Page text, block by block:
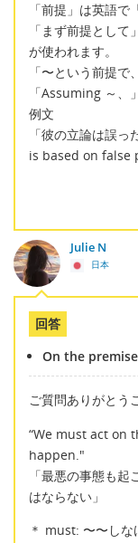
「前提」は英語で
「まず前提とし
が使われます。
「〜という前提
「Assuming ～、
例文
「彼の立論は誤
is based on false
Julie N
日本
回答
On the premise
ご質問ありがとう
“We must act on
happen."
「最悪の事態も
はならない」
＊ must: 〜〜し